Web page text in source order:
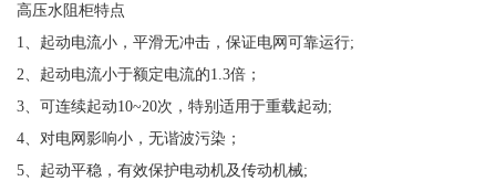
高压水阻柜特点
1、起动电流小，平滑无冲击，保证电网可靠运行;
2、起动电流小于额定电流的1.3倍；
3、可连续起动10~20次，特别适用于重载起动;
4、对电网影响小，无谐波污染；
5、起动平稳，有效保护电动机及传动机械;